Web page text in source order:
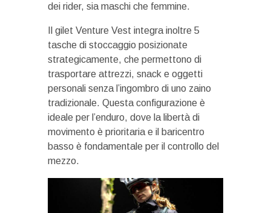
dei rider, sia maschi che femmine.
Il gilet Venture Vest integra inoltre 5
tasche di stoccaggio posizionate
strategicamente, che permettono di
trasportare attrezzi, snack e oggetti
personali senza l’ingombro di uno zaino
tradizionale. Questa configurazione è
ideale per l’enduro, dove la libertà di
movimento è prioritaria e il baricentro
basso è fondamentale per il controllo del
mezzo.